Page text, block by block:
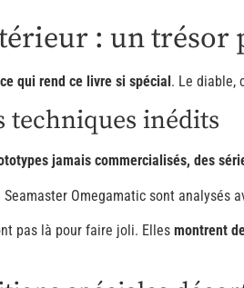
: un
ce qui rend ce livre si spécial. Le diable,
techniques inédits
jamais commercialisés, des
Omegamatic sont analysés
pas là pour faire joli. Elles montrent